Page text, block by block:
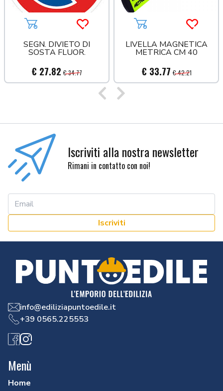
Aggiungi al carrelloAcquista più tardi
SEGN. DIVIETO DI
SOSTA FLUOR.
€ 27.82 € 34.77
Aggiungi al carrello
LIVELLA MAGNETICA
METRICA CM 40
€ 33.77 € 42.21
Iscriviti alla nostra newsletter
Rimani in contatto con noi!
Iscriviti
info@ediliziapuntoedile.it
+39 0565.225553
Facebook
Instagram
Menù
Home